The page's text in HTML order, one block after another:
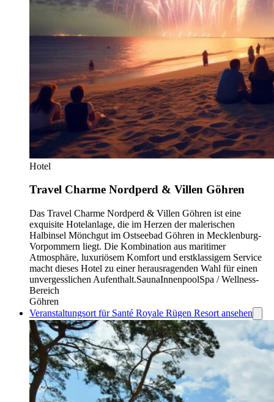
Hotel
Travel Charme Nordperd & Villen Göhren
Das Travel Charme Nordperd & Villen Göhren ist eine
exquisite Hotelanlage, die im Herzen der malerischen
Halbinsel Mönchgut im Ostseebad Göhren in Mecklenburg-
Vorpommern liegt. Die Kombination aus maritimer
Atmosphäre, luxuriösem Komfort und erstklassigem Service
macht dieses Hotel zu einer herausragenden Wahl für einen
unvergesslichen Aufenthalt.SaunaInnenpoolSpa / Wellness-
Bereich
Göhren
Veranstaltungsort für Santé Royale Rügen Resort ansehen